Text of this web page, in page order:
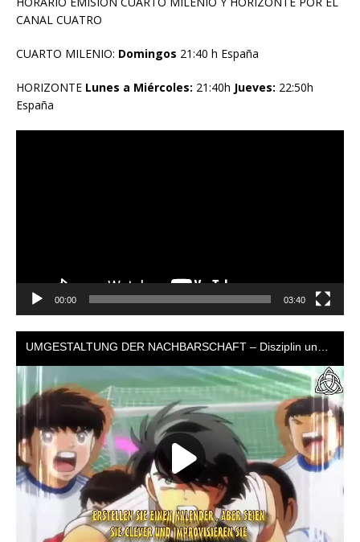
CANAL CUATRO
CUARTO MILENIO: Domingos 21:40 h España
HORIZONTE Lunes a Miércoles: 21:40h Jueves: 22:50h
España
00:00 03:40